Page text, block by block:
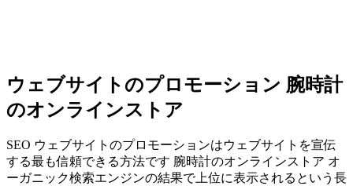
ウェブサイトのプロモーション 腕時計
のオンラインストア
SEO ウェブサイトのプロモーションはウェブサイトを宣伝
する最も信頼できる方法です 腕時計のオンラインストア オ
ーガニック検索エンジンの結果で上位に表示されるという長